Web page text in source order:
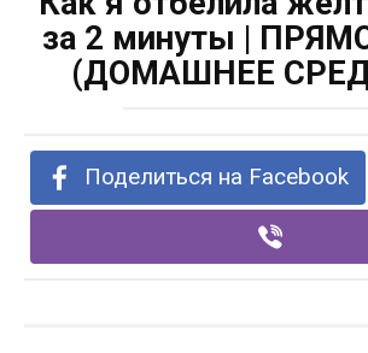
за 2 минуты |
(ДОМАШНЕЕ
Поделиться на Facebook